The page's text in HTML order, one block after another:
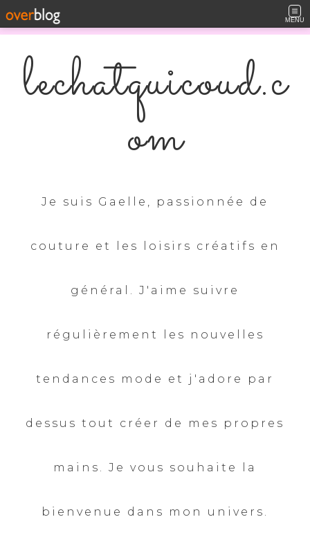
MENU
lechatquicoud.c
om
Je suis Gaelle, passionnée de
couture et les loisirs créatifs en
général. J'aime suivre
régulièrement les nouvelles
tendances mode et j'adore par
dessus tout créer de mes propres
mains. Je vous souhaite la
bienvenue dans mon univers.